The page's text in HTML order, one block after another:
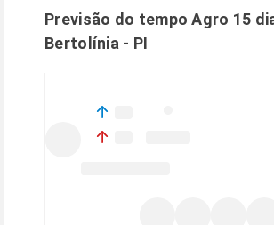
Previsão do tempo Agro 15
Bertolínia - PI